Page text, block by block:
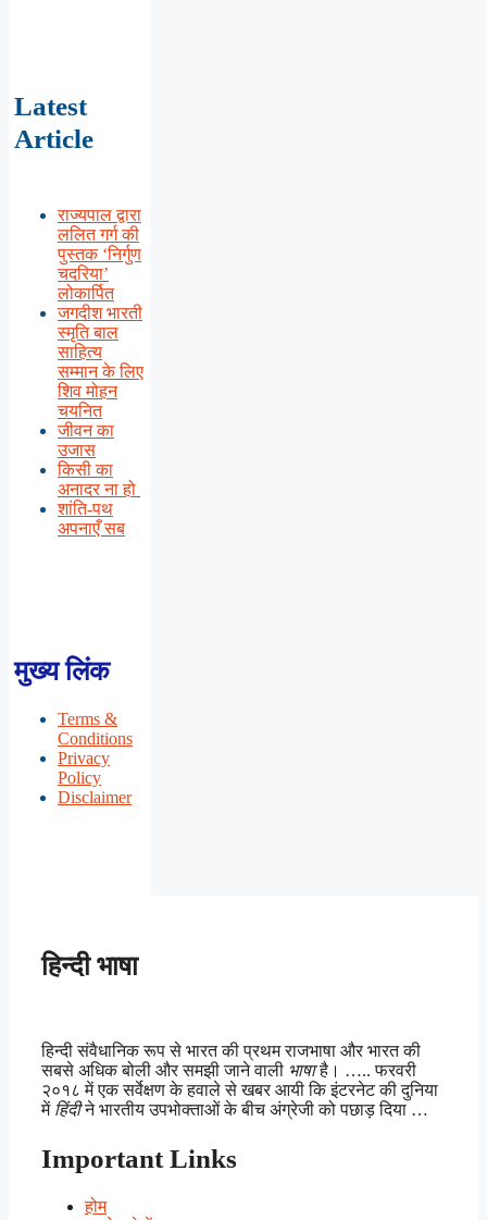
Latest
Article
राज्यपाल द्वारा
ललित गर्ग की
पुस्तक ‘निर्गुण
चदरिया’
लोकार्पित
जगदीश भारती
स्मृति बाल
साहित्य
सम्मान के लिए
शिव मोहन
चयनित
जीवन का
उजास
किसी का
अनादर ना हो
शांति-पथ
अपनाएँ सब
मुख्य लिंक
Terms &
Conditions
Privacy
Policy
Disclaimer
हिन्दी भाषा
हिन्दी संवैधानिक रूप से भारत की प्रथम राजभाषा और भारत की
सबसे अधिक बोली और समझी जाने वाली भाषाहै। ….. फरवरी
२०१८ में एक सर्वेक्षण के हवाले से खबर आयी कि इंटरनेट की दुनिया
में हिंदीने भारतीय उपभोक्ताओं के बीच अंग्रेजी को पछाड़ दिया …
Important Links
होम